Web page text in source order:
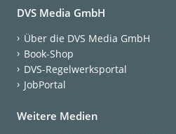
DVS Media GmbH
Über die DVS Media GmbH
Book-Shop
DVS-Regelwerksportal
JobPortal
Weitere Medien